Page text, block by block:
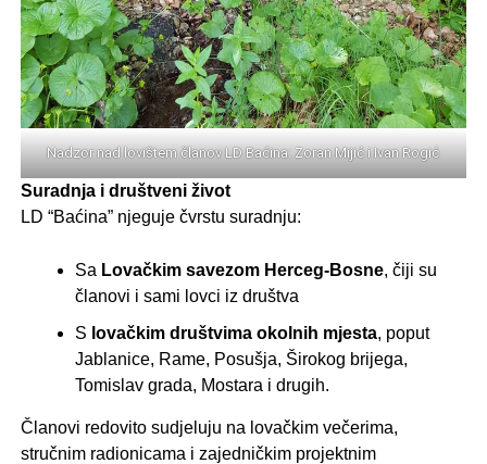
Nadzor nad lovištem članov LD Baćina: Zoran Mijić i Ivan Rogić
Suradnja i društveni život
LD “Baćina” njeguje čvrstu suradnju:
Sa Lovačkim savezom Herceg-Bosne, čiji su
članovi i sami lovci iz društva
S lovačkim društvima okolnih mjesta, poput
Jablanice, Rame, Posušja, Širokog brijega,
Tomislav grada, Mostara i drugih.
Članovi redovito sudjeluju na lovačkim večerima,
stručnim radionicama i zajedničkim projektnim